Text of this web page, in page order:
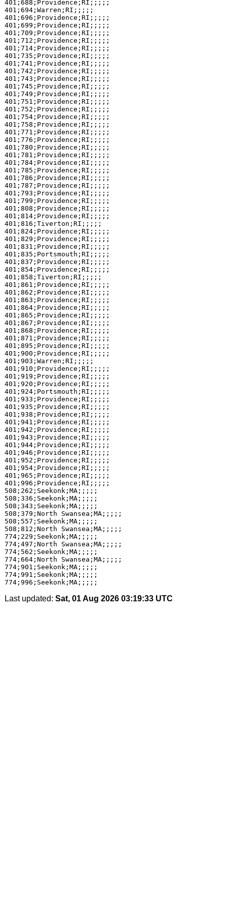
401;688;Providence;RI;;;;;
401;694;Warren;RI;;;;;
401;696;Providence;RI;;;;;
401;699;Providence;RI;;;;;
401;709;Providence;RI;;;;;
401;712;Providence;RI;;;;;
401;714;Providence;RI;;;;;
401;735;Providence;RI;;;;;
401;741;Providence;RI;;;;;
401;742;Providence;RI;;;;;
401;743;Providence;RI;;;;;
401;745;Providence;RI;;;;;
401;749;Providence;RI;;;;;
401;751;Providence;RI;;;;;
401;752;Providence;RI;;;;;
401;754;Providence;RI;;;;;
401;758;Providence;RI;;;;;
401;771;Providence;RI;;;;;
401;776;Providence;RI;;;;;
401;780;Providence;RI;;;;;
401;781;Providence;RI;;;;;
401;784;Providence;RI;;;;;
401;785;Providence;RI;;;;;
401;786;Providence;RI;;;;;
401;787;Providence;RI;;;;;
401;793;Providence;RI;;;;;
401;799;Providence;RI;;;;;
401;808;Providence;RI;;;;;
401;814;Providence;RI;;;;;
401;816;Tiverton;RI;;;;;
401;824;Providence;RI;;;;;
401;829;Providence;RI;;;;;
401;831;Providence;RI;;;;;
401;835;Portsmouth;RI;;;;;
401;837;Providence;RI;;;;;
401;854;Providence;RI;;;;;
401;858;Tiverton;RI;;;;;
401;861;Providence;RI;;;;;
401;862;Providence;RI;;;;;
401;863;Providence;RI;;;;;
401;864;Providence;RI;;;;;
401;865;Providence;RI;;;;;
401;867;Providence;RI;;;;;
401;868;Providence;RI;;;;;
401;871;Providence;RI;;;;;
401;895;Providence;RI;;;;;
401;900;Providence;RI;;;;;
401;903;Warren;RI;;;;;
401;910;Providence;RI;;;;;
401;919;Providence;RI;;;;;
401;920;Providence;RI;;;;;
401;924;Portsmouth;RI;;;;;
401;933;Providence;RI;;;;;
401;935;Providence;RI;;;;;
401;938;Providence;RI;;;;;
401;941;Providence;RI;;;;;
401;942;Providence;RI;;;;;
401;943;Providence;RI;;;;;
401;944;Providence;RI;;;;;
401;946;Providence;RI;;;;;
401;952;Providence;RI;;;;;
401;954;Providence;RI;;;;;
401;965;Providence;RI;;;;;
401;996;Providence;RI;;;;;
508;262;Seekonk;MA;;;;;
508;336;Seekonk;MA;;;;;
508;343;Seekonk;MA;;;;;
508;379;North Swansea;MA;;;;;
508;557;Seekonk;MA;;;;;
508;812;North Swansea;MA;;;;;
774;229;Seekonk;MA;;;;;
774;497;North Swansea;MA;;;;;
774;562;Seekonk;MA;;;;;
774;664;North Swansea;MA;;;;;
774;901;Seekonk;MA;;;;;
774;991;Seekonk;MA;;;;;
Last updated: Sat, 01 Aug 2026 03:19:33 UTC